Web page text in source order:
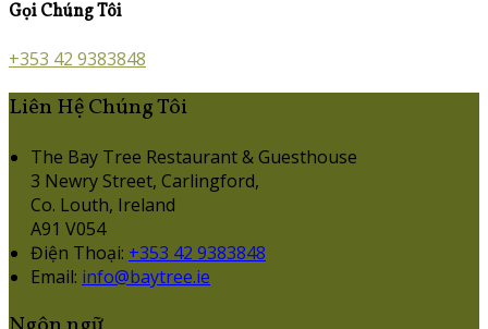
Gọi Chúng Tôi
+353 42 9383848
Liên Hệ Chúng Tôi
The Bay Tree Restaurant & Guesthouse
3 Newry Street, Carlingford,
Co. Louth, Ireland
A91 V054
Điện Thoại: +353 42 9383848
Email: info@baytree.ie